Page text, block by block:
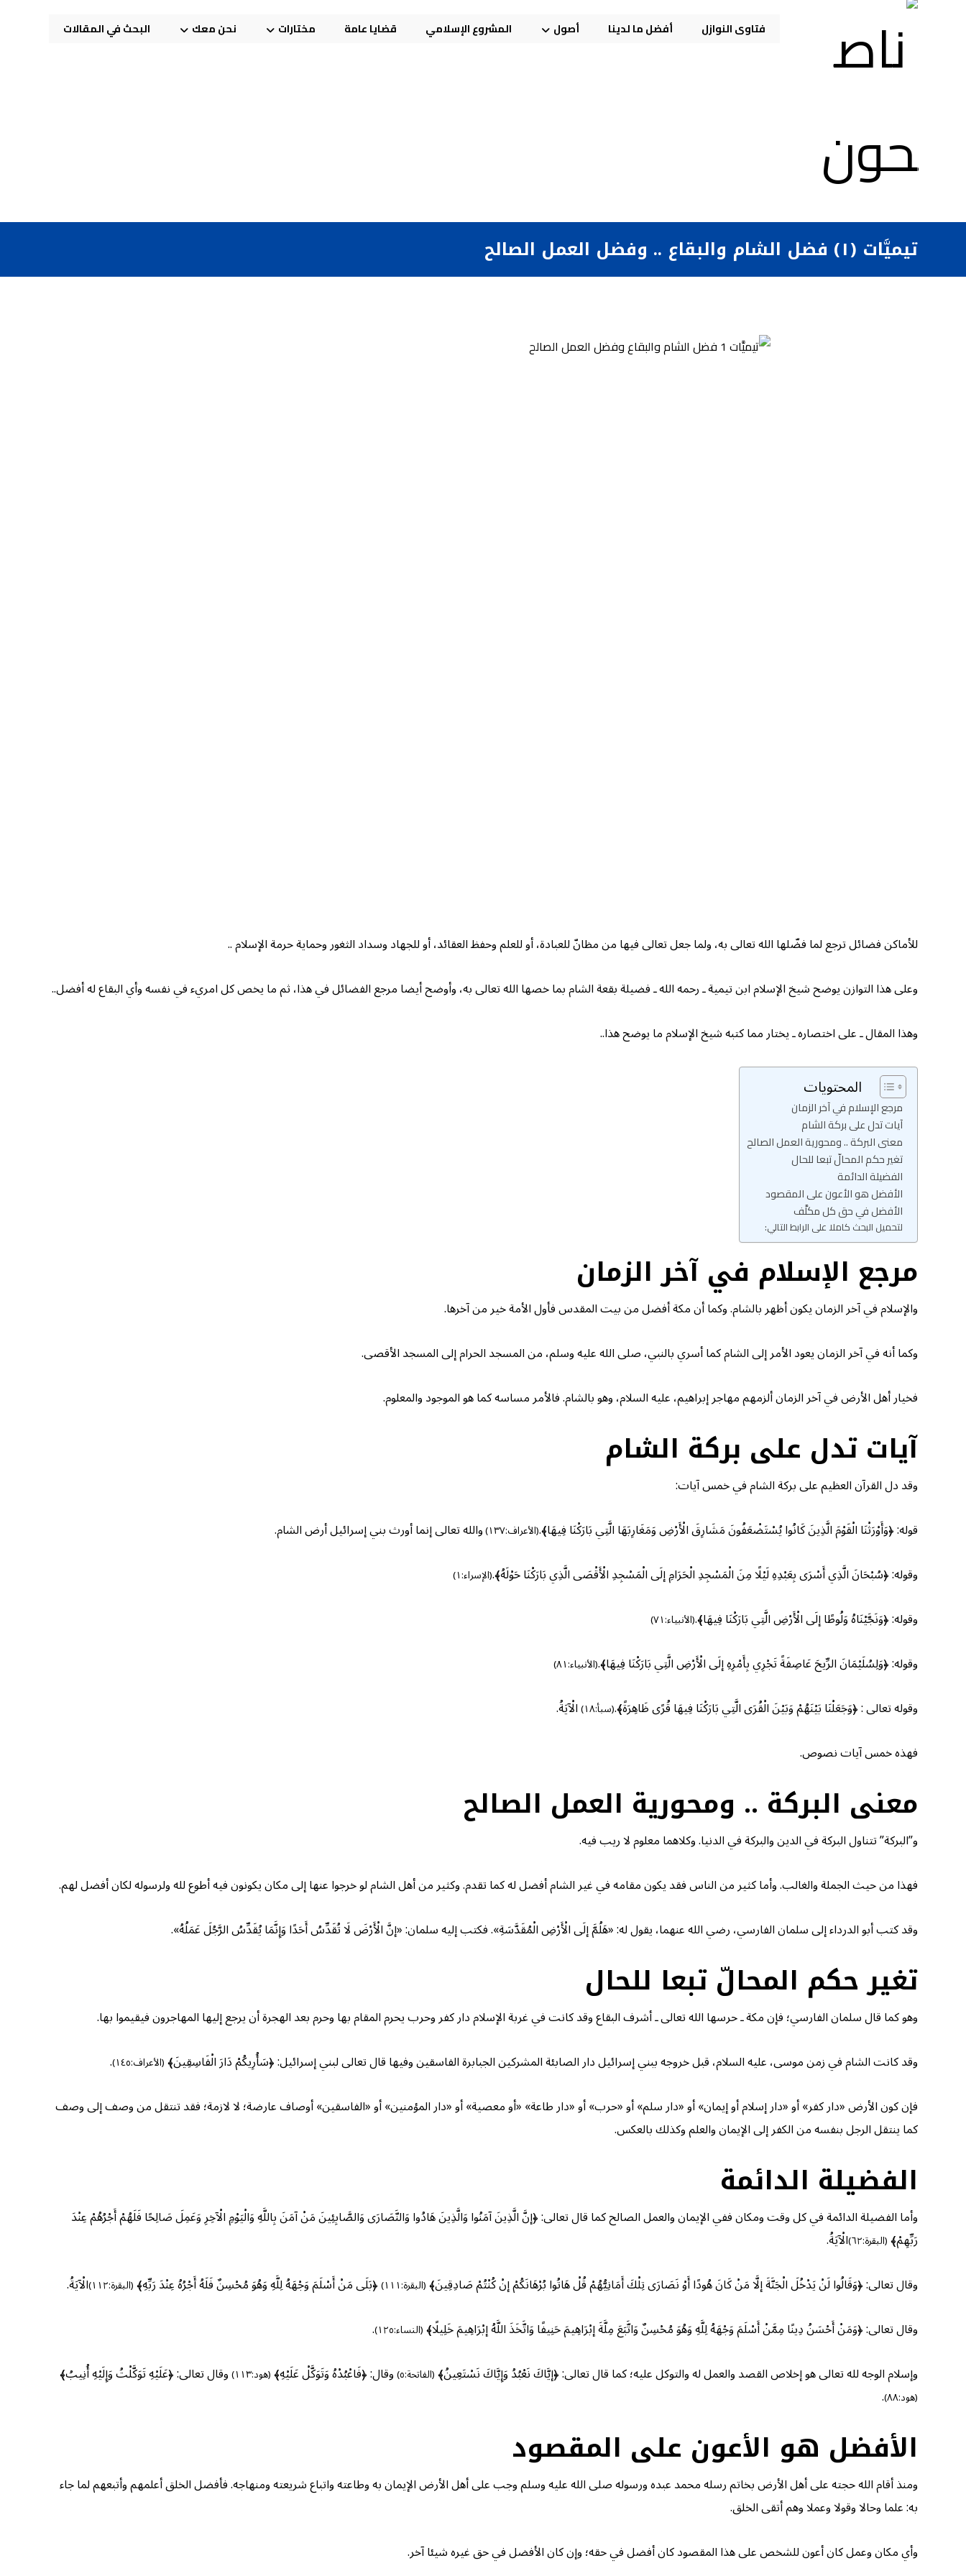
فتاوى النوازل أفضل ما لدينا أصول المشروع الإسلامي قضايا عامة مختارات نحن معك البحث في المقالات
تيميَّات (١) فضل الشام والبقاع .. وفضل العمل الصالح
للأماكن فضائل ترجع لما فضّلها الله تعالى به، ولما جعل تعالى فيها من مظانّ للعبادة، أو للعلم وحفظ العقائد، أو للجهاد وسداد الثغور وحماية حرمة الإسلام ..
وعلى هذا التوازن يوضح شيخ الإسلام ابن تيمية ـ رحمه الله ـ فضيلة بقعة الشام بما خصها الله تعالى به، وأوضح أيضا مرجع الفضائل في هذا، ثم ما يخص كل امريء في نفسه وأي البقاع له أفضل..
وهذا المقال ـ على اختصاره ـ يختار مما كتبه شيخ الإسلام ما يوضح هذا..
المحتويات
مرجع الإسلام في آخر الزمان
آيات تدل على بركة الشام
معنى البركة .. ومحورية العمل الصالح
تغير حكم المحالّ تبعا للحال
الفضيلة الدائمة
الأفضل هو الأعون على المقصود
الأفضل في حق كل مكلَّف
لتحميل البحث كاملا على الرابط التالي:
مرجع الإسلام في آخر الزمان
والإسلام في آخر الزمان يكون أظهر بالشام. وكما أن مكة أفضل من بيت المقدس فأول الأمة خير من آخرها.
وكما أنه في آخر الزمان يعود الأمر إلى الشام كما أسري بالنبي، صلى الله عليه وسلم، من المسجد الحرام إلى المسجد الأقصى.
فخيار أهل الأرض في آخر الزمان ألزمهم مهاجر إبراهيم، عليه السلام، وهو بالشام. فالأمر مساسه كما هو الموجود والمعلوم.
آيات تدل على بركة الشام
وقد دل القرآن العظيم على بركة الشام في خمس آيات:
قوله: ﴿وَأَوْرَثْنَا الْقَوْمَ الَّذِينَ كَانُوا يُسْتَضْعَفُونَ مَشَارِقَ الْأَرْضِ وَمَغَارِبَهَا الَّتِي بَارَكْنَا فِيهَا﴾.(الأعراف:١٣٧)
والله تعالى إنما أورث بني إسرائيل أرض الشام.
وقوله: ﴿سُبْحَانَ الَّذِي أَسْرَى بِعَبْدِهِ لَيْلًا مِنَ الْمَسْجِدِ الْحَرَامِ إلَى الْمَسْجِدِ الْأَقْصَى الَّذِي بَارَكْنَا حَوْلَهُ﴾.(الإسراء:١)
وقوله: ﴿وَنَجَّيْنَاهُ وَلُوطًا إلَى الْأَرْضِ الَّتِي بَارَكْنَا فِيهَا﴾.(الأنبياء:٧١)
وقوله: ﴿وَلِسُلَيْمَانَ الرِّيحَ عَاصِفَةً تَجْرِي بِأَمْرِهِ إلَى الْأَرْضِ الَّتِي بَارَكْنَا فِيهَا﴾.(الأنبياء:٨١)
وقوله تعالى : ﴿وَجَعَلْنَا بَيْنَهُمْ وَبَيْنَ الْقُرَى الَّتِي بَارَكْنَا فِيهَا قُرًى ظَاهِرَةً﴾.(سبأ:١٨)
الْآيَةُ.
فهذه خمس آيات نصوص.
معنى البركة .. ومحورية العمل الصالح
و”البركة” تتناول البركة في الدين والبركة في الدنيا. وكلاهما معلوم لا ريب فيه.
فهذا من حيث الجملة والغالب. وأما كثير من الناس فقد يكون مقامه في غير الشام أفضل له كما تقدم. وكثير من أهل الشام لو خرجوا عنها إلى مكان يكونون فيه أطوع لله ولرسوله لكان أفضل لهم.
وقد كتب أبو الدرداء إلى سلمان الفارسي، رضي الله عنهما، يقول له: «هَلُمَّ إلَى الْأَرْضِ الْمُقَدَّسَةِ». فكتب إليه سلمان: «إنَّ الْأَرْضَ لَا تُقَدِّسُ أَحَدًا وَإِنَّمَا يُقَدِّسُ الرَّجُلَ عَمَلُهُ».
تغير حكم المحالّ تبعا للحال
وهو كما قال سلمان الفارسي؛ فإن مكة ـ حرسها الله تعالى ـ أشرف البقاع وقد كانت في غربة الإسلام دار كفر وحرب يحرم المقام بها وحرم بعد الهجرة أن يرجع إليها المهاجرون فيقيموا بها.
وقد كانت الشام في زمن موسى، عليه السلام، قبل خروجه ببني إسرائيل دار الصابئة المشركين الجبابرة الفاسقين وفيها قال تعالى لبني إسرائيل: ﴿سَأُرِيكُمْ دَارَ الْفَاسِقِينَ﴾(الأعراف:١٤٥)
.
فإن كون الأرض «دار كفر» أو «دار إسلام أو إيمان» أو «دار سلم» أو «حرب» أو «دار طاعة» «أو معصية» أو «دار المؤمنين» أو «الفاسقين» أوصاف عارضة؛ لا لازمة؛ فقد تنتقل من وصف إلى وصف
كما ينتقل الرجل بنفسه من الكفر إلى الإيمان والعلم وكذلك بالعكس.
الفضيلة الدائمة
وأما الفضيلة الدائمة في كل وقت ومكان ففي الإيمان والعمل الصالح كما قال تعالى: ﴿إنَّ الَّذِينَ آمَنُوا وَالَّذِينَ هَادُوا وَالنَّصَارَى وَالصَّابِئِينَ مَنْ آمَنَ بِاللَّهِ وَالْيَوْمِ الْآخِرِ وَعَمِلَ صَالِحًا فَلَهُمْ أَجْرُهُمْ عِنْدَ
رَبِّهِمْ﴾(البقرة:٦٢)
الْآيَةُ.
وقال تعالى: ﴿وَقَالُوا لَنْ يَدْخُلَ الْجَنَّةَ إلَّا مَنْ كَانَ هُودًا أَوْ نَصَارَى تِلْكَ أَمَانِيُّهُمْ قُلْ هَاتُوا بُرْهَانَكُمْ إنْ كُنْتُمْ صَادِقِينَ﴾(البقرة:١١١) ﴿بَلَى مَنْ أَسْلَمَ وَجْهَهُ لِلَّهِ وَهُوَ مُحْسِنٌ فَلَهُ أَجْرُهُ عِنْدَ رَبِّهِ﴾(البقرة:١١٢)
الْآيَةُ.
وقال تعالى: ﴿وَمَنْ أَحْسَنُ دِينًا مِمَّنْ أَسْلَمَ وَجْهَهُ لِلَّهِ وَهُوَ مُحْسِنٌ وَاتَّبَعَ مِلَّةَ إبْرَاهِيمَ حَنِيفًا وَاتَّخَذَ اللَّهُ إبْرَاهِيمَ خَلِيلًا﴾(النساء:١٢٥)
.
وإسلام الوجه لله تعالى هو إخلاص القصد والعمل له والتوكل عليه؛ كما قال تعالى: ﴿إيَّاكَ نَعْبُدُ وَإِيَّاكَ نَسْتَعِينُ﴾(الفاتحة:٥) وقال: ﴿فَاعْبُدْهُ وَتَوَكَّلْ عَلَيْهِ﴾(هود:١١٣) وقال تعالى: ﴿عَلَيْهِ تَوَكَّلْتُ وَإِلَيْهِ أُنِيبُ﴾
(هود:٨٨) .
الأفضل هو الأعون على المقصود
ومنذ أقام الله حجته على أهل الأرض بخاتم رسله محمد عبده ورسوله صلى الله عليه وسلم وجب على أهل الأرض الإيمان به وطاعته واتباع شريعته ومنهاجه. فأفضل الخلق أعلمهم وأتبعهم لما جاء
به: علما وحالا وقولا وعملا وهم أتقى الخلق.
وأي مكان وعمل كان أعون للشخص على هذا المقصود كان أفضل في حقه؛ وإن كان الأفضل في حق غيره شيئا آخر.